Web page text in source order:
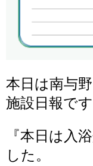
本日は南与
施設日報です
『本日は入
した。